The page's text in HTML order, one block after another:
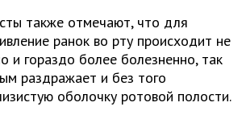
также отмечают, что для
ранок во рту происходит не
и гораздо более болезненно, так
раздражает и без того
оболочку ротовой полости.